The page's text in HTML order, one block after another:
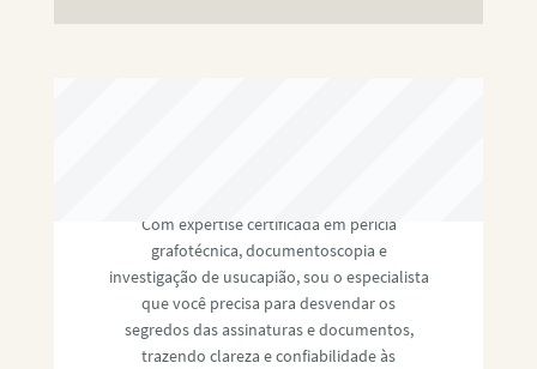
Com expertise certificada em perícia
grafotécnica, documentoscopia e
investigação de usucapião, sou o especialista
que você precisa para desvendar os
segredos das assinaturas e documentos,
trazendo clareza e confiabilidade às